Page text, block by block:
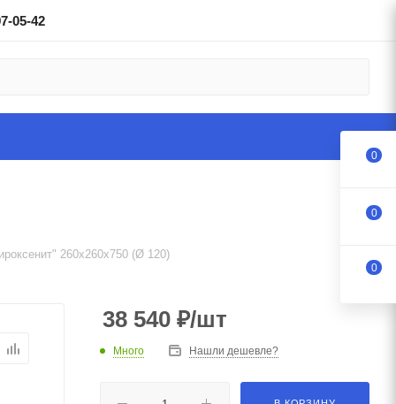
05-42
260х260х750 (Ø 120)
38 540 ₽/шт
Много Нашли дешевле?
0
0
0